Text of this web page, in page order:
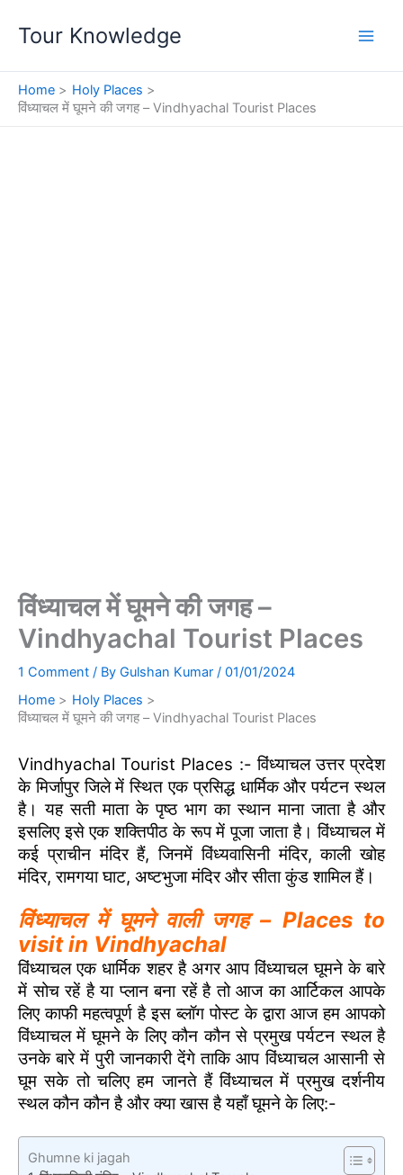
Tour Knowledge
Home
Holy Places
विंध्याचल में घूमने की जगह – Vindhyachal Tourist Places
विंध्याचल में घूमने की जगह –
Vindhyachal Tourist Places
1 Comment / By Gulshan Kumar / 01/01/2024
Home
Holy Places
विंध्याचल में घूमने की जगह – Vindhyachal Tourist Places
Vindhyachal Tourist Places :- विंध्याचल उत्तर प्रदेश
के मिर्जापुर जिले में स्थित एक प्रसिद्ध धार्मिक और पर्यटन स्थल
है। यह सती माता के पृष्ठ भाग का स्थान माना जाता है और
इसलिए इसे एक शक्तिपीठ के रूप में पूजा जाता है। विंध्याचल में
कई प्राचीन मंदिर हैं, जिनमें विंध्यवासिनी मंदिर, काली खोह
मंदिर, रामगया घाट, अष्टभुजा मंदिर और सीता कुंड शामिल हैं।
विंध्याचल में घूमने वाली जगह – Places to
visit in Vindhyachal
विंध्याचल एक धार्मिक शहर है अगर आप विंध्याचल घूमने के बारे
में सोच रहें है या प्लान बना रहें है तो आज का आर्टिकल आपके
लिए काफी महत्वपूर्ण है इस ब्लॉग पोस्ट के द्वारा आज हम आपको
विंध्याचल में घूमने के लिए कौन कौन से प्रमुख पर्यटन स्थल है
उनके बारे में पुरी जानकारी देंगे ताकि आप विंध्याचल आसानी से
घूम सके तो चलिए हम जानते हैं विंध्याचल में प्रमुख दर्शनीय
स्थल कौन कौन है और क्या खास है यहाँ घूमने के लिए:-
Ghumne ki jagah